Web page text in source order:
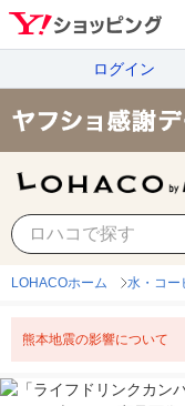
ログイン
LOHACOホーム 水・コー
熊本地震の影響について